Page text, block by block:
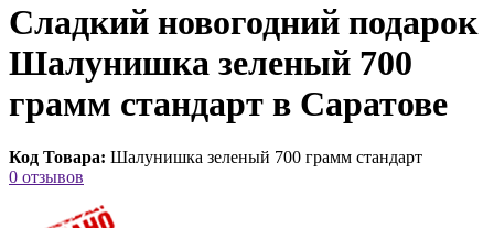
Сладкий новогодний подарок
Шалунишка зеленый 700
грамм стандарт в Саратове
Код Товара: Шалунишка зеленый 700 грамм стандарт
0 отзывов